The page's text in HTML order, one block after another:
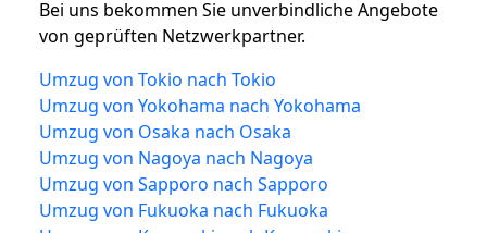
Bei uns bekommen Sie unverbindliche Angebote
von geprüften Netzwerkpartner.
Umzug von Tokio nach Tokio
Umzug von Yokohama nach Yokohama
Umzug von Osaka nach Osaka
Umzug von Nagoya nach Nagoya
Umzug von Sapporo nach Sapporo
Umzug von Fukuoka nach Fukuoka